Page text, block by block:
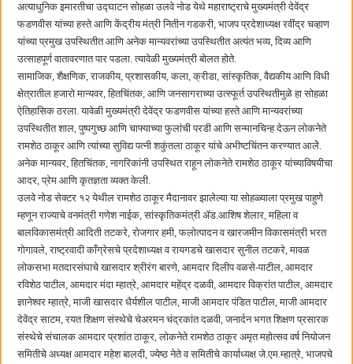
अत्याधुनिक इमारतीचा उद्घाटन सोहळा उलवे नोड येथे महाराष्ट्राचे मुख्यमंत्री देवेंद्र
फडणवीस यांच्या हस्ते आणि केंद्रीय मंत्री नितीन गडकरी, भाजप प्रदेशाध्यक्ष रवींद्र चव्हाण
यांच्या प्रमुख उपस्थितीत आणि अनेक मान्यवरांच्या उपस्थितीत अत्यंत भव्य, दिव्य आणि
उत्साहपूर्ण वातावरणात पार पडला. त्यावेळी मुख्यमंत्री बोलत होते.
सामाजिक, शैक्षणिक, राजकीय, प्रशासकीय, कला, क्रीडा, सांस्कृतिक, वैद्यकीय आणि विधी
क्षेत्रातील हजारो मान्यवर, हितचिंतक, आणि जनसागराच्या उत्स्फूर्त उपस्थितीमुळे हा सोहळा
ऐतिहासिक ठरला. यावेळी मुख्यमंत्री देवेंद्र फडणवीस यांच्या हस्ते आणि मान्यवरांच्या
उपस्थितीत शाल, पुष्पगुच्छ आणि चाफ्याच्या फुलांची परडी आणि सन्मानचिन्ह देऊन लोकनेते
रामशेठ ठाकूर आणि त्यांच्या सुविद्य पत्नी शकुंतला ठाकूर यांचे अभीष्टचिंतन करण्यात आलेे.
अनेक मान्यवर, हितचिंतक, नागरिकांनी उपस्थित राहून लोकनेते रामशेठ ठाकूर यांच्याविषयीचा
आदर, प्रेम आणि कृतज्ञता व्यक्त केली.
उलवे नोड सेक्टर १२ येथील रामशेठ ठाकूर मैदानावर झालेल्या या सोहळ्याला प्रमुख पाहुणे
म्हणून राज्याचे वनमंत्री गणेश नाईक, सांस्कृतिकमंत्री ॲड.आशिष शेलार, महिला व
बालविकासमंत्री आदिती तटकरे, रोजगार हमी, फलोत्पादन व खारजमीन विकासमंत्री भरत
गोगावले, राष्ट्रवादी काँग्रेसचे प्रदेशाध्यक्ष व रायगडचे खासदार सुनील तटकरे, मावळ
लोकसभा मतदारसंघाचे खासदार श्रीरंग बारणे, आमदार दिलीप वळसे-पाटील, आमदार
रविशेठ पाटील, आमदार मंदा म्हात्रे, आमदार महेंद्र दळवी, आमदार विक्रांत पाटील, आमदार
ज्ञानेश्वर म्हात्रे, माजी खासदार धैर्यशील पाटील, माजी आमदार पंडित पाटील, माजी आमदार
देवेंद्र साटम, रयत शिक्षण संस्थेचे चेअरमन चंद्रकांत दळवी, जनार्दन भगत शिक्षण प्रसारक
संस्थेचे संचालक आमदार प्रशांत ठाकूर, लोकनेते रामशेठ ठाकूर अमृत महोत्सव वर्ष नियोजन
समितीचे अध्यक्ष आमदार महेश बालदी, ज्येष्ठ नेते व समितीचे कार्याध्यक्ष जे.एम.म्हात्रे, भाजपचे